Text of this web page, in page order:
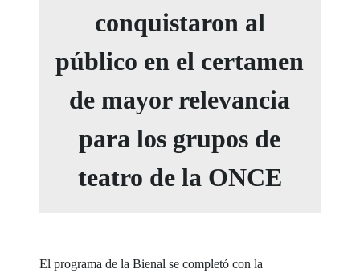
conquistaron al
público en el certamen
de mayor relevancia
para los grupos de
teatro de la ONCE
El programa de la Bienal se completó con la